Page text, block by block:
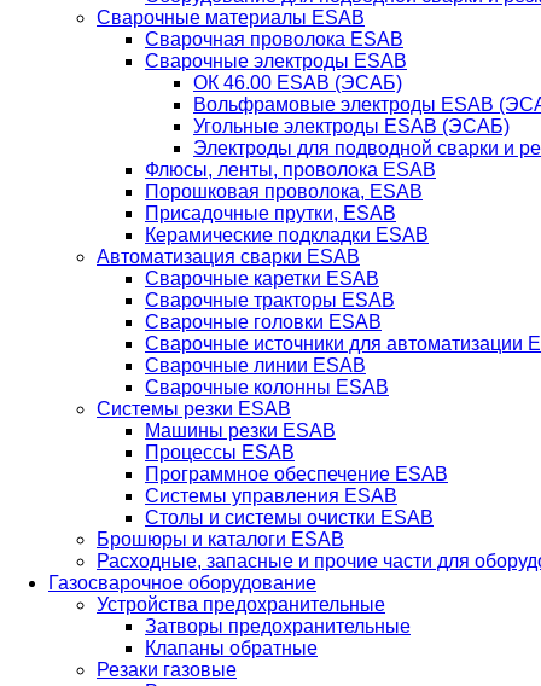
Сварочные материалы ESAB
Сварочная проволока ESAB
Сварочные электроды ESAB
ОК 46.00 ESAB (ЭСАБ)
Вольфрамовые электроды ESAB
Угольные электроды ESAB (ЭСАБ)
Электроды для подводной сварки и
Флюсы, ленты, проволока ESAB
Порошковая проволока, ESAB
Присадочные прутки, ESAB
Керамические подкладки ESAB
Автоматизация сварки ESAB
Сварочные каретки ESAB
Сварочные тракторы ESAB
Сварочные головки ESAB
Сварочные источники для автоматизации
Сварочные линии ESAB
Сварочные колонны ESAB
Системы резки ESAB
Машины резки ESAB
Процессы ESAB
Программное обеспечение ESAB
Системы управления ESAB
Столы и системы очистки ESAB
Брошюры и каталоги ESAB
Расходные, запасные и прочие части для
Газосварочное оборудование
Устройства предохранительные
Затворы предохранительные
Клапаны обратные
Резаки газовые